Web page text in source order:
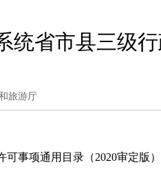
统省市县三级
旅游厅
事项通用目录（2020审定版